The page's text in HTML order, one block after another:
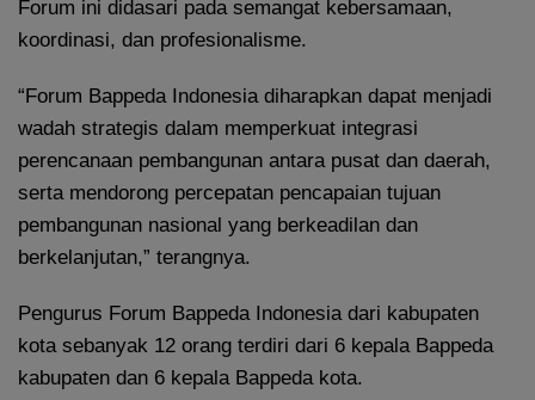
Forum ini didasari pada semangat kebersamaan,
koordinasi, dan profesionalisme.
“Forum Bappeda Indonesia diharapkan dapat menjadi
wadah strategis dalam memperkuat integrasi
perencanaan pembangunan antara pusat dan daerah,
serta mendorong percepatan pencapaian tujuan
pembangunan nasional yang berkeadilan dan
berkelanjutan,” terangnya.
Pengurus Forum Bappeda Indonesia dari kabupaten
kota sebanyak 12 orang terdiri dari 6 kepala Bappeda
kabupaten dan 6 kepala Bappeda kota.